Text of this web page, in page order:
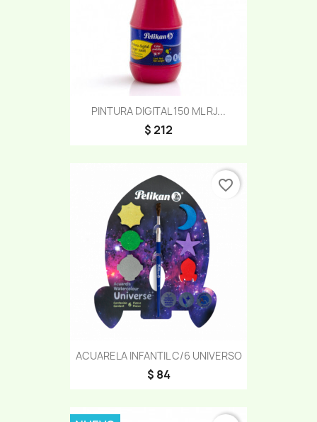
PINTURA DIGITAL 150 ML RJ...
$ 212
ACUARELA INFANTIL C/6 UNIVERSO
$ 84
favorite_border